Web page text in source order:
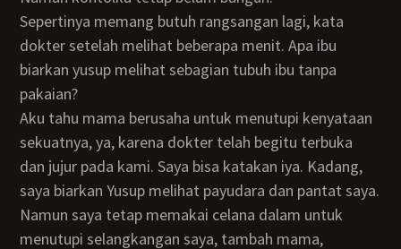
Sepertinya memang butuh rangsangan lagi, kata
dokter setelah melihat beberapa menit. Apa ibu
biarkan yusup melihat sebagian tubuh ibu tanpa
pakaian?
Aku tahu mama berusaha untuk menutupi kenyataan
sekuatnya, ya, karena dokter telah begitu terbuka
dan jujur pada kami. Saya bisa katakan iya. Kadang,
saya biarkan Yusup melihat payudara dan pantat saya.
Namun saya tetap memakai celana dalam untuk
menutupi selangkangan saya, tambah mama,